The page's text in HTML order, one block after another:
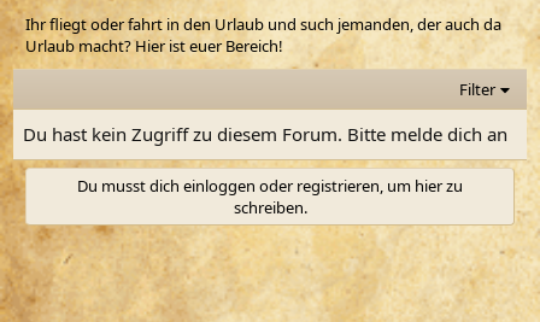
Ihr fliegt oder fahrt in den Urlaub und such jemanden, der auch da
Urlaub macht? Hier ist euer Bereich!
Filter
Du hast kein Zugriff zu diesem Forum. Bitte melde dich an
Du musst dich einloggen oder registrieren, um hier zu
schreiben.